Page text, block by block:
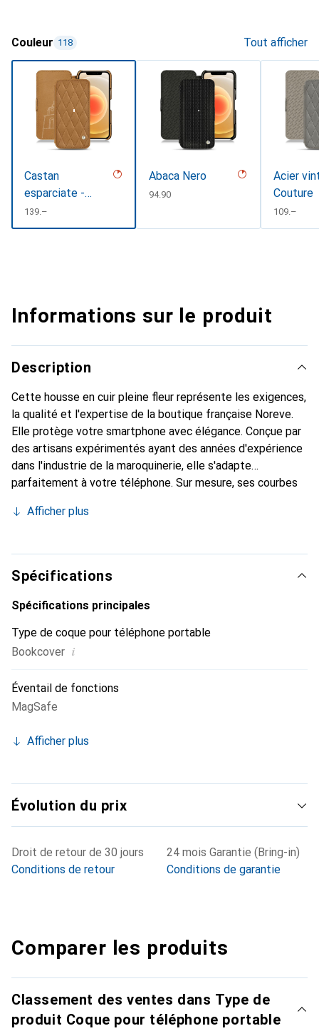
Couleur 118 Tout afficher
Castan
esparciate -
Couture
CHF
139.–
Abaca Nero
CHF
94.90
Acier
Couture
CHF
109.–
Informations sur le produit
Description
Cette housse en cuir pleine fleur représente les exigences,
la qualité et l'expertise de la boutique française Noreve.
Elle protège votre smartphone avec élégance. Conçue par
des artisans expérimentés ayant des années d'expérience
dans l'industrie de la maroquinerie, elle s'adapte
parfaitement à votre téléphone. Sur mesure, ses courbes
devient un accessoire chic et indispensable pour votre
internationalement pour ses produits de haute qualité et
constitue un choix fiable pour une clientèle exigeante.
Afficher plus
Spécifications
Spécifications principales
Type de coque pour téléphone portable
Bookcover i
Éventail de fonctions
MagSafe
Afficher plus
Évolution du prix
Droit de retour de 30 jours
Conditions de retour
24 mois Garantie (Bring-in)
Conditions de garantie
Comparer les produits
Classement des ventes dans Type de
produit Coque pour téléphone portable